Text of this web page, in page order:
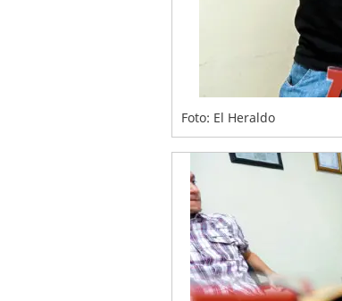
Foto: El Heraldo